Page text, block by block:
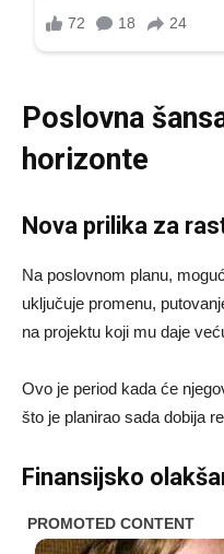
Poslovna
horizonte
Nova prilika za
Na poslovnom planu,
uključuje promenu,
na projektu koji mu daje
Ovo je period kada će
što je planirao sada dobija
Finansijsko